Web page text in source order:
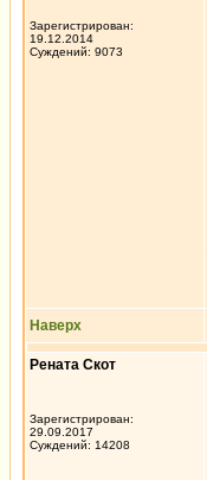
Зарегистрирован:
19.12.2014
Суждений: 9073
Наверх
Рената Скот
Зарегистрирован:
29.09.2017
Суждений: 14208